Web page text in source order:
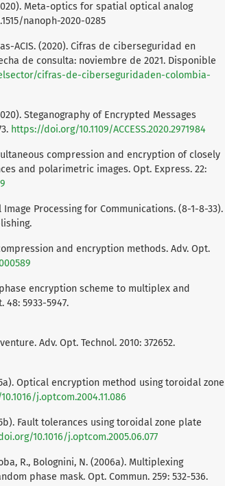
Meta-optics for spatial optical analog
nanoph-2020-0285
ACIS. (2020). Cifras de ciberseguridad en
de consulta: noviembre de 2021. Disponible
cifras-de-ciberseguridaden-colombia-
Steganography of Encrypted Messages
https://doi.org/10.1109/ACCESS.2020.2971984
compression and encryption of closely
and polarimetric images. Opt. Express. 22:
Processing for Communications. (8-1-8-33).
and encryption methods. Adv. Opt.
encryption scheme to multiplex and
5933-5947.
Adv. Opt. Technol. 2010: 372652.
Optical encryption method using toroidal zone
j.optcom.2004.11.086
Fault tolerances using toroidal zone plate
10.1016/j.optcom.2005.06.077
R., Bolognini, N. (2006a). Multiplexing
phase mask. Opt. Commun. 259: 532-536.